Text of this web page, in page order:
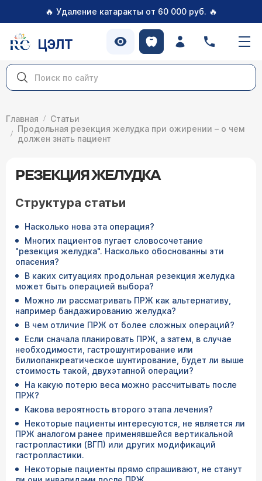
🔥 Удаление катаракты от 60 000 руб. 🔥
ЦЭЛТ
Главная
Статьи
Продольная резекция желудка при ожирении – о чем
должен знать пациент
РЕЗЕКЦИЯ ЖЕЛУДКА
Структура статьи
Насколько нова эта операция?
Многих пациентов пугает словосочетание
"резекция желудка". Насколько обоснованны эти
опасения?
В каких ситуациях продольная резекция желудка
может быть операцией выбора?
Можно ли рассматривать ПРЖ как альтернативу,
например бандажированию желудка?
В чем отличие ПРЖ от более сложных операций?
Если сначала планировать ПРЖ, а затем, в случае
необходимости, гастрошунтирование или
билиопанкреатическое шунтирование, будет ли выше
стоимость такой, двухэтапной операции?
На какую потерю веса можно рассчитывать после
ПРЖ?
Какова вероятность второго этапа лечения?
Некоторые пациенты интересуются, не является ли
ПРЖ аналогом ранее применявшейся вертикальной
гастропластики (ВГП) или других модификаций
гастропластики.
Некоторые пациенты прямо спрашивают, не станут